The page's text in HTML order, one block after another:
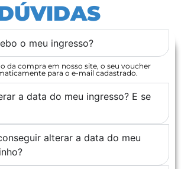
o meu ingresso?
da compra em nosso site, o seu voucher
para o e-mail cadastrado.
a data do meu ingresso? E se
alterar a data do meu